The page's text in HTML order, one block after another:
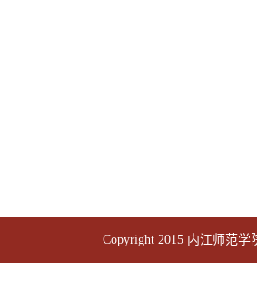
Copyright 2015 内江师范学